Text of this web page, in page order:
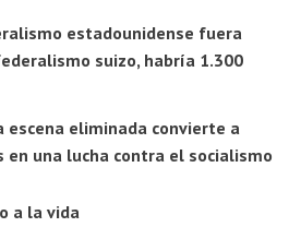
estadounidense fuera
suizo, habría 1.300
escena eliminada convierte a
en una lucha contra el socialismo
a la vida